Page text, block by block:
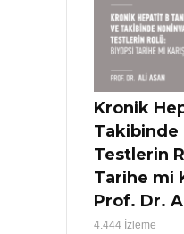
Kronik
Takibinde
Testlerin
Tarihe mi
Prof. Dr.
4.444 İzleme